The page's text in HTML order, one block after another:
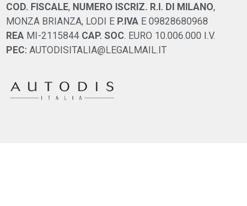
COD. FISCALE, NUMERO ISCRIZ. R.I. DI MILANO,
MONZA BRIANZA, LODI E P.IVA E 09828680968
REA MI-2115844 CAP. SOC . EURO 10.006.000 I.V.
PEC: AUTODISITALIA@LEGALMAIL.IT